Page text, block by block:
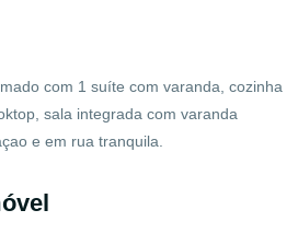
com 1 suíte com varanda, cozinha
sala integrada com varanda
e em rua tranquila.